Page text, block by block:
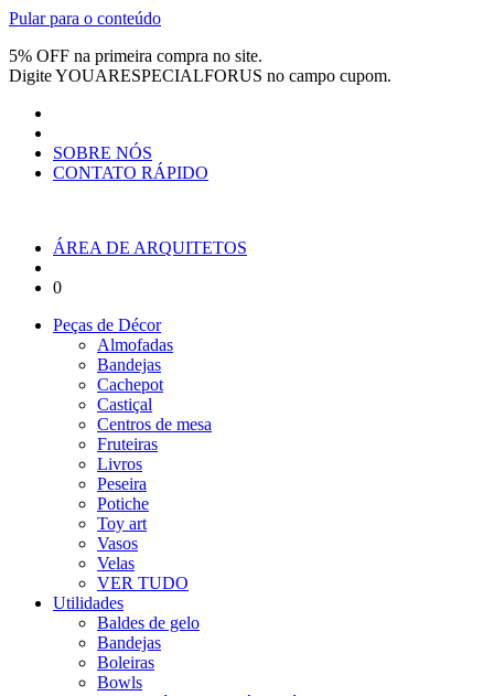
Pular para o conteúdo
5% OFF na primeira compra no site.
DigiteYOUARESPECIALFORUS no campo cupom.
SOBRE NÓS
CONTATO RÁPIDO
ÁREA DE ARQUITETOS
0
Peças de Décor
Almofadas
Bandejas
Cachepot
Castiçal
Centros de mesa
Fruteiras
Livros
Peseira
Potiche
Toy art
Vasos
Velas
VER TUDO
Utilidades
Baldes de gelo
Bandejas
Boleiras
Bowls